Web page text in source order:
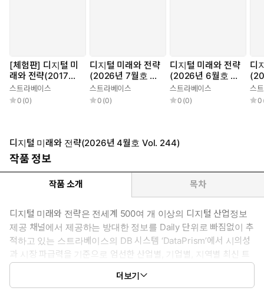
[체험판] 디지털 미
래와 전략(2017년
12월호 Vol.144)
스트라베이스
0 (0)
디지털 미래와 전략
(2026년 7월호 Vo
l. 247)
스트라베이스
0 (0)
디지털 미래와 전략
(2026년 6월호 Vo
l. 246)
스트라베이스
0 (0)
디
l.
스
0
디지털 미래와 전략(2026년 4월호 Vol. 244)
작품 정보
작품 소개 목차
디지털 미래와 전략은 전세계 500여 개 이상의 디지털 산업정보
제공 채널에서 제공하는 방대한 정보를 Daily 단위로 빠짐없이 추
적하고 있는 스트라베이스의 DB 시스템 ‘DataPrism’에서 시의성
과 시장 파급력을 기준으로 엄선한 산업별, 기업별, 지역별 최신 트
렌드와 핫이슈를 제공하는 월간 디지털산업 동향분석 전문 매거진
더보기